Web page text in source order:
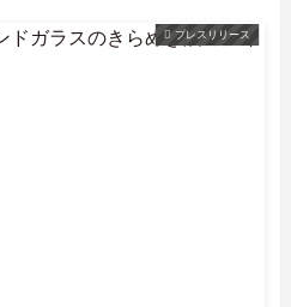
プレスリリース